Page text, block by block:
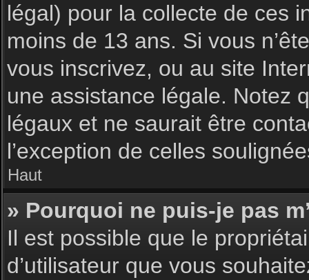
légal) pour la collecte de ces
moins de 13 ans. Si vous
vous inscrivez, ou au site
une assistance légale. Notez
légaux et ne saurait être
l’exception de celles
Haut
» Pourquoi ne puis-je pas
Il est possible que le
d’utilisateur que vous